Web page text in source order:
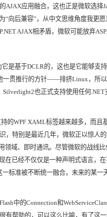
AJAX应用融合，这也正是微软选择
“向后兼容” ，从中文思维角度我更
AJAX相矛盾，微软可能放弃
它是基于DCLR的，这也是它能够支
一贯推行的方针——排挤Linux ，所
Silverlight2也正式支持使用任何 .NET
持的WPF XAML标签越来越多，而且
，特别是最近几年，微软正以惊人
领域、即时通讯。尽管微软的战线
在已经不仅仅是一种声明式语言，
一标准被不断统一融合，未来的某一
Flash中的Connection和
有帮助的，可以这么比喻，有了这一